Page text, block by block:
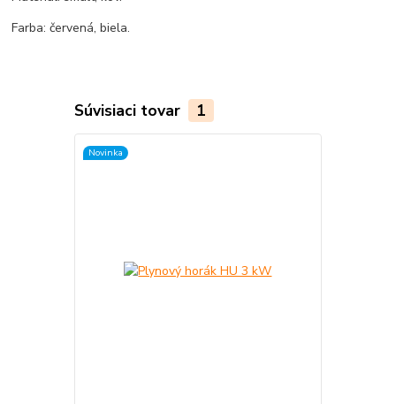
Farba: červená, biela.
Súvisiaci tovar 1
Novinka